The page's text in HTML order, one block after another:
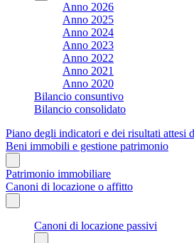
Anno 2026
Anno 2025
Anno 2024
Anno 2023
Anno 2022
Anno 2021
Anno 2020
Bilancio consuntivo
Bilancio consolidato
Piano degli indicatori e dei risultati attesi
Beni immobili e gestione patrimonio
Patrimonio immobiliare
Canoni di locazione o affitto
Canoni di locazione passivi